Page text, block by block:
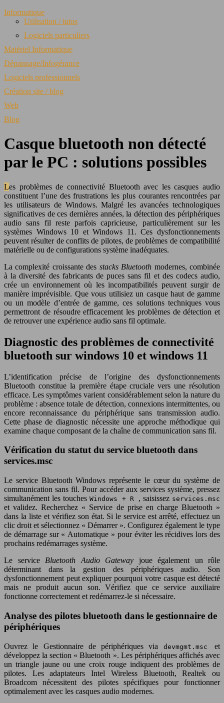
Informatique
Utilisation / tutos
Logiciels particuliers
Matériel Informatique
Dépannage/Infogérance
Logiciels professionnels
Création site / blog
Web
Blog
Casque bluetooth non détecté
par le PC : solutions possibles
Les problèmes de connectivité Bluetooth avec les casques audio
constituent l’une des frustrations les plus courantes rencontrées par
les utilisateurs de Windows. Malgré les avancées technologiques
significatives de ces dernières années, la détection des périphériques
audio sans fil reste parfois capricieuse, particulièrement sur les
systèmes Windows 10 et Windows 11. Ces dysfonctionnements
peuvent résulter de conflits de pilotes, de problèmes de compatibilité
matérielle ou de configurations système inadéquates.
La complexité croissante des stacks Bluetooth modernes, combinée
à la diversité des fabricants de puces sans fil et des codecs audio,
crée un environnement où les incompatibilités peuvent surgir de
manière imprévisible. Que vous utilisiez un casque haut de gamme
ou un modèle d’entrée de gamme, ces solutions techniques vous
permettront de résoudre efficacement les problèmes de détection et
de retrouver une expérience audio sans fil optimale.
Diagnostic des problèmes de connectivité
bluetooth sur windows 10 et windows 11
L’identification précise de l’origine des dysfonctionnements
Bluetooth constitue la première étape cruciale vers une résolution
efficace. Les symptômes varient considérablement selon la nature du
problème : absence totale de détection, connexions intermittentes, ou
encore reconnaissance du périphérique sans transmission audio.
Cette phase de diagnostic nécessite une approche méthodique qui
examine chaque composant de la chaîne de communication sans fil.
Vérification du statut du service bluetooth dans
services.msc
Le service Bluetooth Windows représente le cœur du système de
communication sans fil. Pour accéder aux services système, pressez
simultanément les touches Windows + R , saisissez services.msc
et validez. Recherchez « Service de prise en charge Bluetooth »
dans la liste et vérifiez son état. Si le service est arrêté, effectuez un
clic droit et sélectionnez « Démarrer ». Configurez également le type
de démarrage sur « Automatique » pour éviter les récidives lors des
prochains redémarrages système.
Le service Bluetooth Audio Gateway joue également un rôle
déterminant dans la gestion des périphériques audio. Son
dysfonctionnement peut expliquer pourquoi votre casque est détecté
mais ne produit aucun son. Vérifiez que ce service auxiliaire
fonctionne correctement et redémarrez-le si nécessaire.
Analyse des pilotes bluetooth dans le gestionnaire de
périphériques
Ouvrez le Gestionnaire de périphériques via devmgmt.mscet
développez la section « Bluetooth ». Les périphériques affichés avec
un triangle jaune ou une croix rouge indiquent des problèmes de
pilotes. Les adaptateurs Intel Wireless Bluetooth, Realtek ou
Broadcom nécessitent des pilotes spécifiques pour fonctionner
optimalement avec les casques audio modernes.